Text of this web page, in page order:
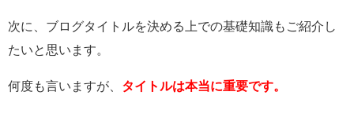
次に、ブログタイトルを決める上での基礎知識もご紹介し
たいと思います。
何度も言いますが、 タイトルは本当に重要です。